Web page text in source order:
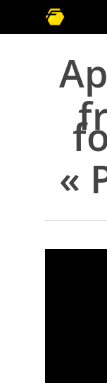
«